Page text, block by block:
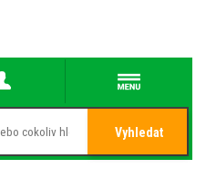
Vyhledat